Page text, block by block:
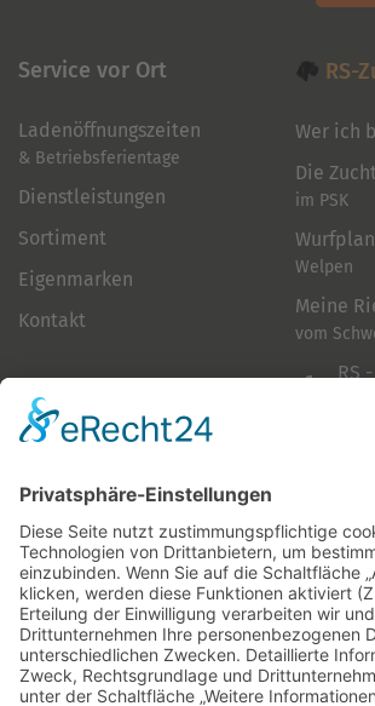
Service vor Ort
Ladenöffnungszeiten
& Betriebsferientage
Dienstleistungen
Sortiment
Eigenmarken
Kontakt
RS-
Wer ich
Die Zucht
im PSK
Welpen
Meine
vom
RS
Folge mir
Zahlungsarten
& Vorab-Überweisung